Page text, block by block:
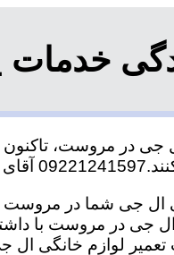
در مروست، تاکنون
ال جی شما در مروست
جی در مروست با
تعمیر لوازم خانگی ال